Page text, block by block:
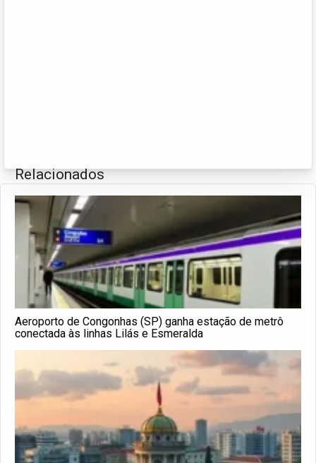
Relacionados
Aeroporto de Congonhas (SP) ganha estação de metrô
conectada às linhas Lilás e Esmeralda